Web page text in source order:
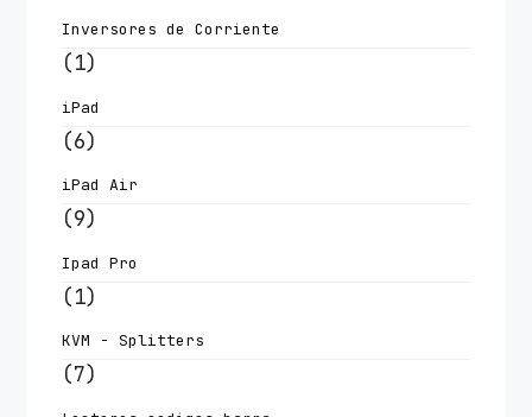
Inversores de Corriente
(1)
iPad
(6)
iPad Air
(9)
Ipad Pro
(1)
KVM - Splitters
(7)